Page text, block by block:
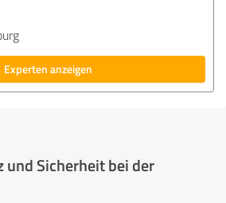
Experten anzeigen
und Sicherheit bei der